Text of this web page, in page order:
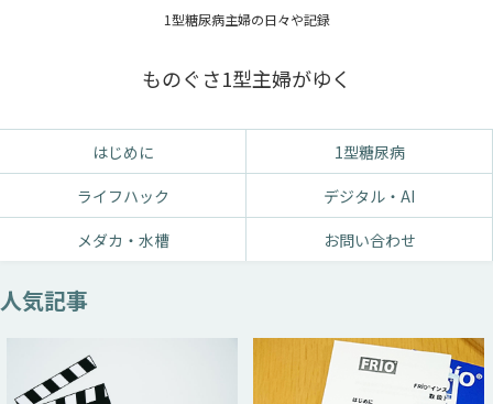
1型糖尿病主婦の日々や記録
ものぐさ1型主婦がゆく
はじめに
1型糖尿病
ライフハック
デジタル・AI
メダカ・水槽
お問い合わせ
人気記事